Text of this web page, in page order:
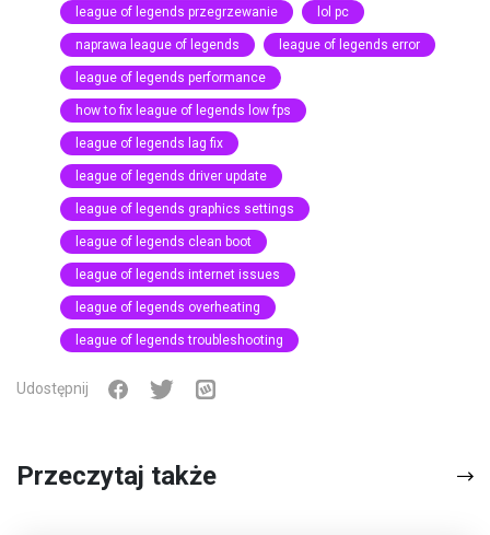
league of legends przegrzewanie lol pc
naprawa league of legends league of legends error
league of legends performance
how to fix league of legends low fps
league of legends lag fix
league of legends driver update
league of legends graphics settings
league of legends clean boot
league of legends internet issues
league of legends overheating
league of legends troubleshooting
Udostępnij
Przeczytaj także